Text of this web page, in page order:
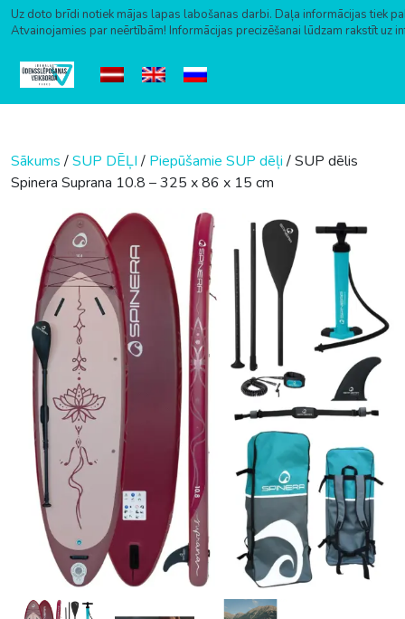
Uz doto brīdi notiek mājas lapas labošanas darbi. Daļa informācijas tiek
Atvainojamies par neērtībām! Informācijas precizēšanai lūdzam rakstīt uz
Sākums/SUP DĒĻI/ Piepūšamie SUP dēļi/ SUP dēlis
Spinera Suprana 10.8 – 325 x 86 x 15 cm